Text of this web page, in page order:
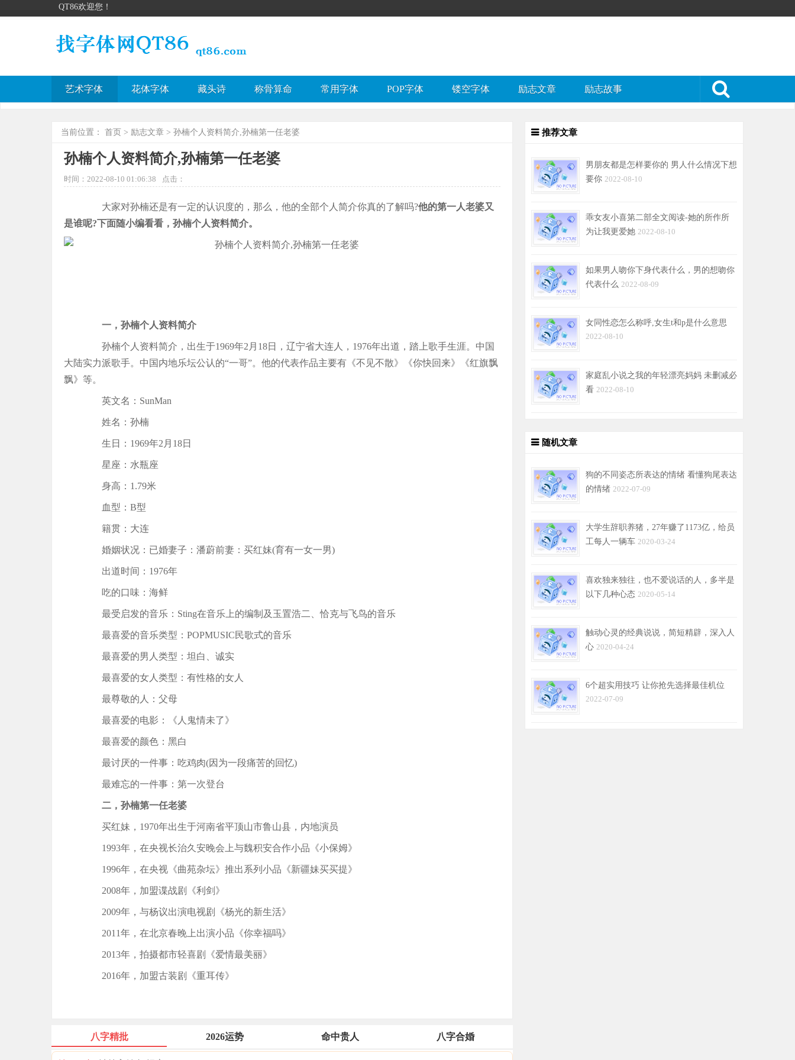
QT86欢迎您！
艺术字体 花体字体 藏头诗 称骨算命 常用字体 POP字体 镂空字体 励志文章 励志故事
当前位置： 首页 > 励志文章 > 孙楠个人资料简介,孙楠第一任老婆
孙楠个人资料简介,孙楠第一任老婆
时间：2022-08-10 01:06:38 点击：
大家对孙楠还是有一定的认识度的，那么，他的全部个人简介你真的了解吗?他的第一人老婆又
是谁呢?下面随小编看看，孙楠个人资料简介。
一，孙楠个人资料简介
孙楠个人资料简介，出生于1969年2月18日，辽宁省大连人，1976年出道，踏上歌手生涯。中国
大陆实力派歌手。中国内地乐坛公认的“一哥”。他的代表作品主要有《不见不散》《你快回来》《红旗飘
飘》等。
英文名：SunMan
姓名：孙楠
生日：1969年2月18日
星座：水瓶座
身高：1.79米
血型：B型
籍贯：大连
婚姻状况：已婚妻子：潘蔚前妻：买红妹(育有一女一男)
出道时间：1976年
吃的口味：海鲜
最受启发的音乐：Sting在音乐上的编制及玉置浩二、恰克与飞鸟的音乐
最喜爱的音乐类型：POPMUSIC民歌式的音乐
最喜爱的男人类型：坦白、诚实
最喜爱的女人类型：有性格的女人
最尊敬的人：父母
最喜爱的电影：《人鬼情未了》
最喜爱的颜色：黑白
最讨厌的一件事：吃鸡肉(因为一段痛苦的回忆)
最难忘的一件事：第一次登台
二，孙楠第一任老婆
买红妹，1970年出生于河南省平顶山市鲁山县，内地演员
1993年，在央视长治久安晚会上与魏积安合作小品《小保姆》
1996年，在央视《曲苑杂坛》推出系列小品《新疆妹买买提》
2008年，加盟谍战剧《利剑》
2009年，与杨议出演电视剧《杨光的新生活》
2011年，在北京春晚上出演小品《你幸福吗》
2013年，拍摄都市轻喜剧《爱情最美丽》
2016年，加盟古装剧《重耳传》
八字精批 2026运势 命中贵人 八字合婚
推荐文章
男朋友都是怎样要你的 男人什么情况下想
要你 2022-08-10
乖女友小喜第二部全文阅读-她的所作所
为让我更爱她 2022-08-10
如果男人吻你下身代表什么，男的想吻你
代表什么 2022-08-09
女同性恋怎么称呼,女生t和p是什么意思
2022-08-10
家庭乱小说之我的年轻漂亮妈妈 未删减必
看 2022-08-10
随机文章
狗的不同姿态所表达的情绪 看懂狗尾表达
的情绪 2022-07-09
大学生辞职养猪，27年赚了1173亿，给员
工每人一辆车 2020-03-24
喜欢独来独往，也不爱说话的人，多半是
以下几种心态 2020-05-14
触动心灵的经典说说，简短精辟，深入人
心 2020-04-24
6个超实用技巧 让你抢先选择最佳机位
2022-07-09